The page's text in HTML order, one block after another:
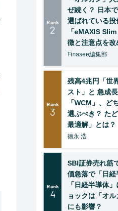
Rank
2
ぜ続く？ 日本
選ばれている投
「eMAXIS
徴と注意点を改
Finasee編集部
Rank
3
残高4兆円「世
スト」と 急成長
「WCM」、ど
選ぶべき？ た
最適解」とは？
徳永 浩
Rank
4
SBI証券売れ筋
価急落で「日経
「日経半導体
ョックは「オル
にも影響？